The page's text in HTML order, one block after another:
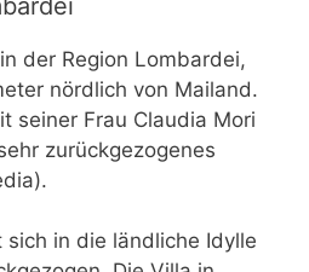
der Region Lombardei,
nördlich von Mailand.
seiner Frau Claudia Mori
zurückgezogenes
sich in die ländliche Idylle